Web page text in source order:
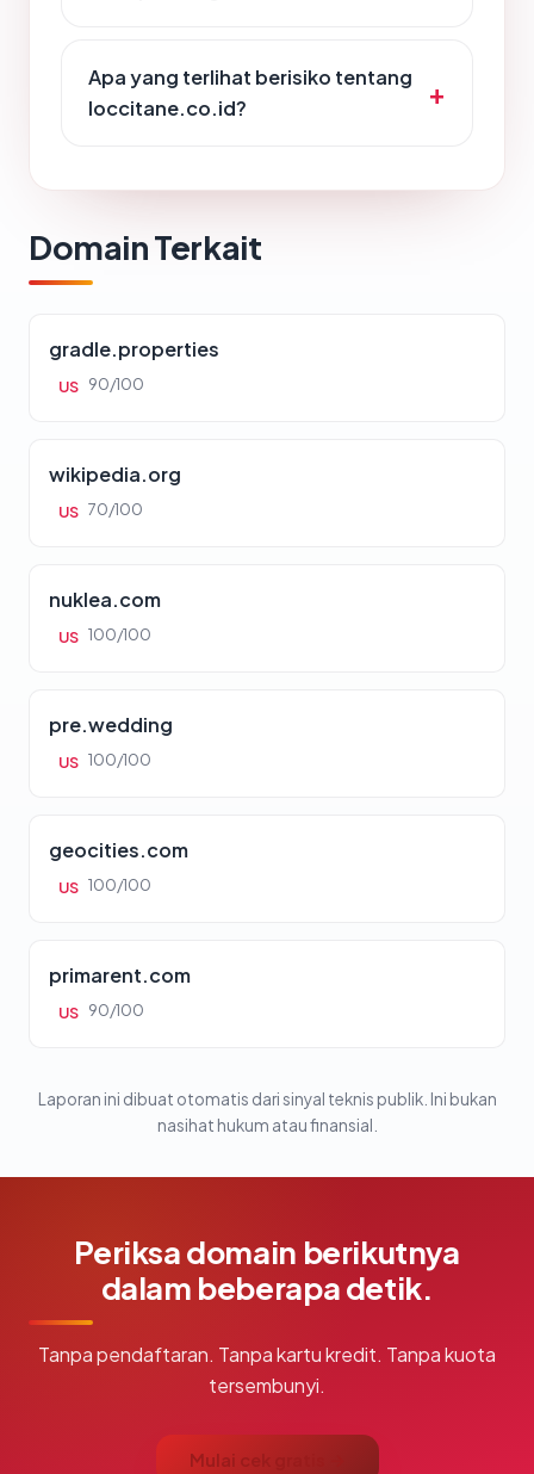
Apa yang terlihat berisiko tentang
loccitane.co.id?
Domain Terkait
gradle.properties
US 90/100
wikipedia.org
US 70/100
nuklea.com
US 100/100
pre.wedding
US 100/100
geocities.com
US 100/100
primarent.com
US 90/100
Laporan ini dibuat otomatis dari sinyal teknis publik. Ini bukan
nasihat hukum atau finansial.
Periksa domain berikutnya
dalam beberapa detik.
Tanpa pendaftaran. Tanpa kartu kredit. Tanpa kuota
tersembunyi.
Mulai cek gratis →